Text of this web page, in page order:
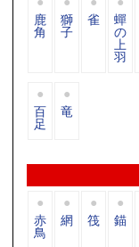
鹿
角
獅
子
雀 蟬
の
上
羽
百
足
竜
赤
鳥
網 筏 錨